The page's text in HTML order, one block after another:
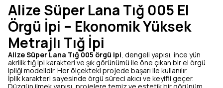
Alize Süper Lana Tığ 005 El
Örgü İpi – Ekonomik Yüksek
Metrajlı Tığ İpi
Alize Süper Lana Tığ 005 örgü ipi, dengeli yapısı, ince yün
akrilik tığ ipi karakteri ve şık görünümü ile öne çıkan bir el örgü
ipliği modelidir. Her ölçekteki projede başarı ile kullanılır.
İplik karakteri sayesinde örgü süreci akıcı ve keyifli geçer.